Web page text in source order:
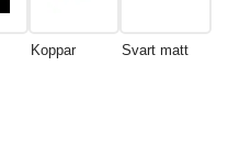
Koppar Svart matt